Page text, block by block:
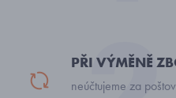
PŘI VÝMĚNĚ
neúčtujeme za